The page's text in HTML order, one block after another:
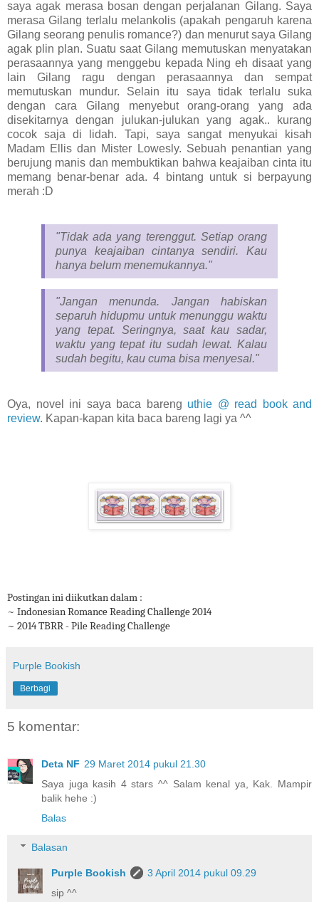
saya agak merasa bosan dengan perjalanan Gilang. Saya
merasa Gilang terlalu melankolis (apakah pengaruh karena
Gilang seorang penulis romance?) dan menurut saya Gilang
agak plin plan. Suatu saat Gilang memutuskan menyatakan
perasaannya yang menggebu kepada Ning eh disaat yang
lain Gilang ragu dengan perasaannya dan sempat
memutuskan mundur. Selain itu saya tidak terlalu suka
dengan cara Gilang menyebut orang-orang yang ada
disekitarnya dengan julukan-julukan yang agak.. kurang
cocok saja di lidah. Tapi, saya sangat menyukai kisah
Madam Ellis dan Mister Lowesly. Sebuah penantian yang
berujung manis dan membuktikan bahwa keajaiban cinta itu
memang benar-benar ada. 4 bintang untuk si berpayung
merah :D
"Tidak ada yang terenggut. Setiap orang
punya keajaiban cintanya sendiri. Kau
hanya belum menemukannya."
"Jangan menunda. Jangan habiskan
separuh hidupmu untuk menunggu waktu
yang tepat. Seringnya, saat kau sadar,
waktu yang tepat itu sudah lewat. Kalau
sudah begitu, kau cuma bisa menyesal."
Oya, novel ini saya baca bareng uthie @ read book and
review. Kapan-kapan kita baca bareng lagi ya ^^
Postingan ini diikutkan dalam :
~ Indonesian Romance Reading Challenge 2014
~ 2014 TBRR - Pile Reading Challenge
Purple Bookish
Berbagi
5 komentar:
Deta NF 29 Maret 2014 pukul 21.30
Saya juga kasih 4 stars ^^ Salam kenal ya, Kak. Mampir
balik hehe :)
Balas
Balasan
Purple Bookish
3 April 2014 pukul 09.29
sip ^^